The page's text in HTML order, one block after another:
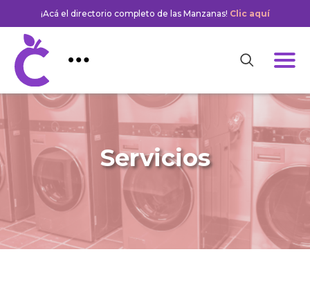
¡Acá el directorio completo de las Manzanas! Clic aquí
Servicios